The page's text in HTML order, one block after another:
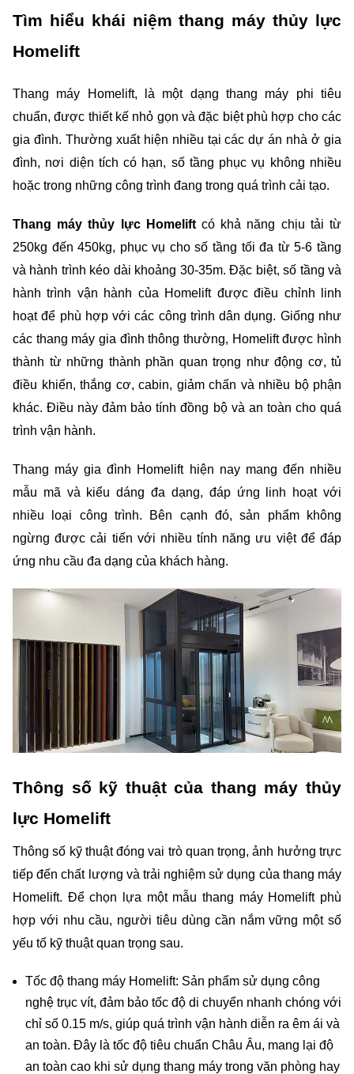
Tìm hiểu khái niệm thang máy thủy lực
Homelift
Thang máy Homelift, là một dạng thang máy phi tiêu
chuẩn, được thiết kế nhỏ gọn và đặc biệt phù hợp cho các
gia đình. Thường xuất hiện nhiều tại các dự án nhà ở gia
đình, nơi diện tích có hạn, số tầng phục vụ không nhiều
hoặc trong những công trình đang trong quá trình cải tạo.
Thang máy thủy lực Homelift có khả năng chịu tải từ
250kg đến 450kg, phục vụ cho số tầng tối đa từ 5-6 tầng
và hành trình kéo dài khoảng 30-35m. Đặc biệt, số tầng và
hành trình vận hành của Homelift được điều chỉnh linh
hoạt để phù hợp với các công trình dân dụng. Giống như
các thang máy gia đình thông thường, Homelift được hình
thành từ những thành phần quan trọng như động cơ, tủ
điều khiển, thắng cơ, cabin, giảm chấn và nhiều bộ phận
khác. Điều này đảm bảo tính đồng bộ và an toàn cho quá
trình vận hành.
Thang máy gia đình Homelift hiện nay mang đến nhiều
mẫu mã và kiểu dáng đa dạng, đáp ứng linh hoạt với
nhiều loại công trình. Bên cạnh đó, sản phẩm không
ngừng được cải tiến với nhiều tính năng ưu việt để đáp
ứng nhu cầu đa dạng của khách hàng.
Thông số kỹ thuật của thang máy thủy
lực Homelift
Thông số kỹ thuật đóng vai trò quan trọng, ảnh hưởng trực
tiếp đến chất lượng và trải nghiệm sử dụng của thang máy
Homelift. Để chọn lựa một mẫu thang máy Homelift phù
hợp với nhu cầu, người tiêu dùng cần nắm vững một số
yếu tố kỹ thuật quan trọng sau.
Tốc độ thang máy Homelift: Sản phẩm sử dụng công
nghệ trục vít, đảm bảo tốc độ di chuyển nhanh chóng với
chỉ số 0.15 m/s, giúp quá trình vận hành diễn ra êm ái và
an toàn. Đây là tốc độ tiêu chuẩn Châu Âu, mang lại độ
an toàn cao khi sử dụng thang máy trong văn phòng hay